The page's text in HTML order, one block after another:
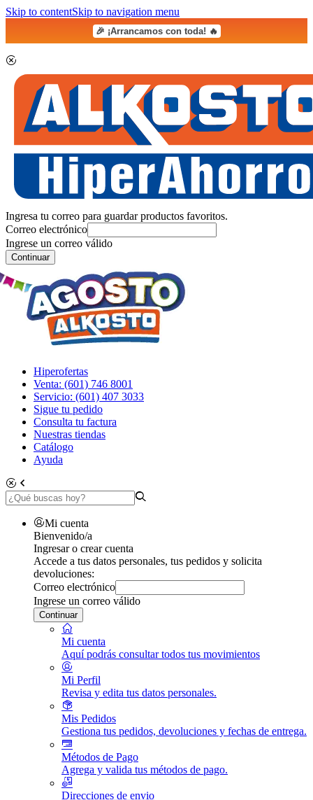
Skip to contentSkip to navigation menu
🎉 ¡Arrancamos con toda! 🔥
Ingresa tu correo para guardar productos favoritos.
Correo electrónico
Ingrese un correo válido
Continuar
Hiperofertas
Venta: (601) 746 8001
Servicio: (601) 407 3033
Sigue tu pedido
Consulta tu factura
Nuestras tiendas
Catálogo
Ayuda
Mi cuenta
Bienvenido/a
Ingresar o crear cuenta
Accede a tus datos personales, tus pedidos y solicita
devoluciones:
Correo electrónico
Ingrese un correo válido
Continuar
Mi cuenta
Aquí podrás consultar todos tus movimientos
Mi Perfil
Revisa y edita tus datos personales.
Mis Pedidos
Gestiona tus pedidos, devoluciones y fechas de entrega.
Métodos de Pago
Agrega y valida tus métodos de pago.
Direcciones de envio